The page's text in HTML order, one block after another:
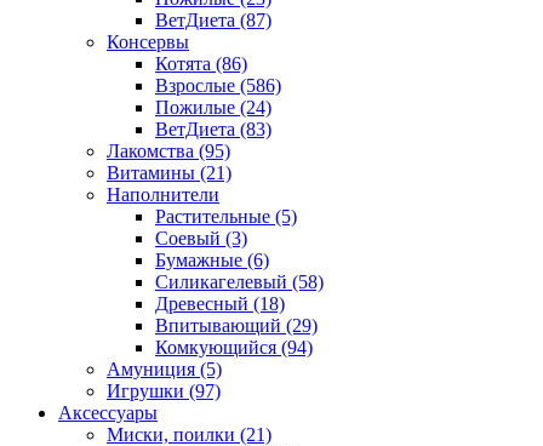
ВетДиета (87)
Консервы
Котята (86)
Взрослые (586)
Пожилые (24)
ВетДиета (83)
Лакомства (95)
Витамины (21)
Наполнители
Растительные (5)
Соевый (3)
Бумажные (6)
Силикагелевый (58)
Древесный (18)
Впитывающий (29)
Комкующийся (94)
Амуниция (5)
Игрушки (97)
Аксессуары
Миски, поилки (21)